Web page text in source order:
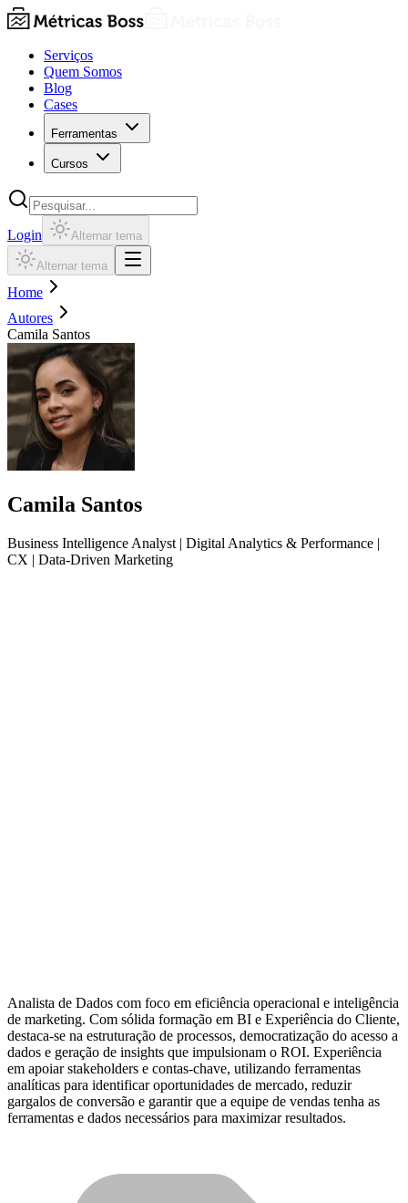
Serviços
Quem Somos
Blog
Cases
Ferramentas
Cursos
Login Alternar tema
Alternar tema
Home
Autores
Camila Santos
Camila Santos
Business Intelligence Analyst | Digital Analytics & Performance |
CX | Data-Driven Marketing
Analista de Dados com foco em eficiência operacional e inteligência
de marketing. Com sólida formação em BI e Experiência do Cliente,
destaca-se na estruturação de processos, democratização do acesso a
dados e geração de insights que impulsionam o ROI. Experiência
em apoiar stakeholders e contas-chave, utilizando ferramentas
analíticas para identificar oportunidades de mercado, reduzir
gargalos de conversão e garantir que a equipe de vendas tenha as
ferramentas e dados necessários para maximizar resultados.